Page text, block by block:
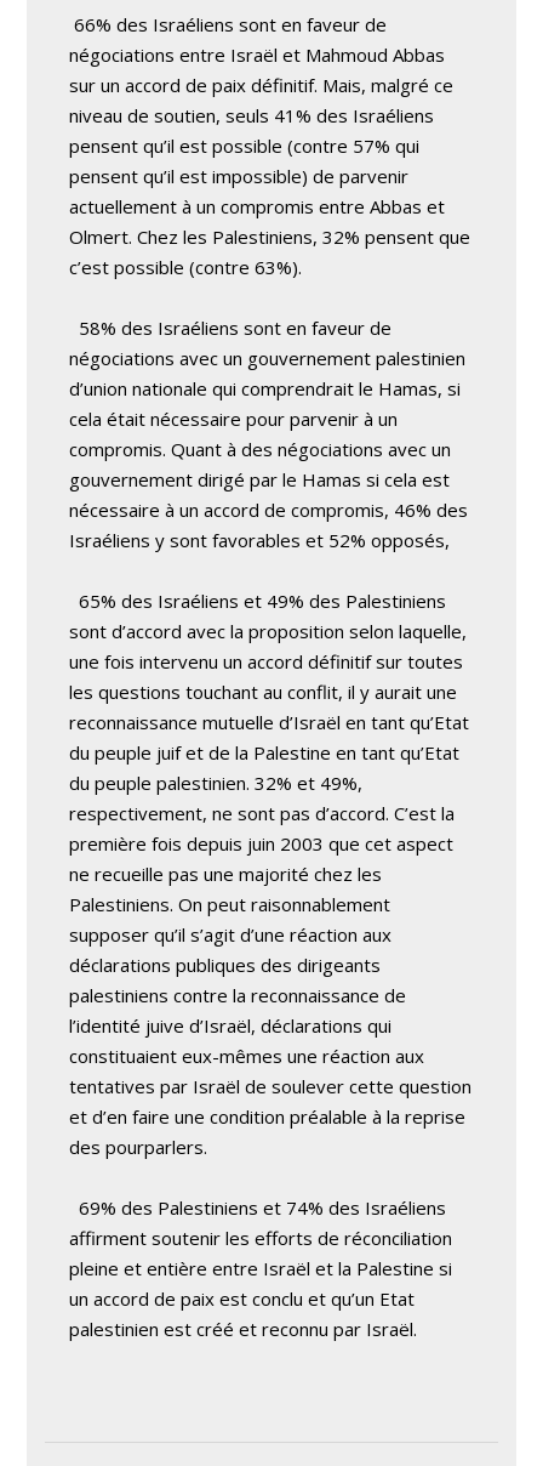
66% des Israéliens sont en faveur de
négociations entre Israël et Mahmoud Abbas
sur un accord de paix définitif. Mais, malgré ce
niveau de soutien, seuls 41% des Israéliens
pensent qu’il est possible (contre 57% qui
pensent qu’il est impossible) de parvenir
actuellement à un compromis entre Abbas et
Olmert. Chez les Palestiniens, 32% pensent que
c’est possible (contre 63%).
58% des Israéliens sont en faveur de
négociations avec un gouvernement palestinien
d’union nationale qui comprendrait le Hamas, si
cela était nécessaire pour parvenir à un
compromis. Quant à des négociations avec un
gouvernement dirigé par le Hamas si cela est
nécessaire à un accord de compromis, 46% des
Israéliens y sont favorables et 52% opposés,
65% des Israéliens et 49% des Palestiniens
sont d’accord avec la proposition selon laquelle,
une fois intervenu un accord définitif sur toutes
les questions touchant au conflit, il y aurait une
reconnaissance mutuelle d’Israël en tant qu’Etat
du peuple juif et de la Palestine en tant qu’Etat
du peuple palestinien. 32% et 49%,
respectivement, ne sont pas d’accord. C’est la
première fois depuis juin 2003 que cet aspect
ne recueille pas une majorité chez les
Palestiniens. On peut raisonnablement
supposer qu’il s’agit d’une réaction aux
déclarations publiques des dirigeants
palestiniens contre la reconnaissance de
l’identité juive d’Israël, déclarations qui
constituaient eux-mêmes une réaction aux
tentatives par Israël de soulever cette question
et d’en faire une condition préalable à la reprise
des pourparlers.
69% des Palestiniens et 74% des Israéliens
affirment soutenir les efforts de réconciliation
pleine et entière entre Israël et la Palestine si
un accord de paix est conclu et qu’un Etat
palestinien est créé et reconnu par Israël.